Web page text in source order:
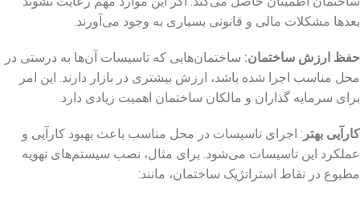
بعدها مشکلات مالی و قانونی بسیاری به وجود می‌آورند.
حفظ ارزش ساختمان: ساختمان‌هایی که تاسیسات آن‌ها به درستی در
محل مناسب اجرا شده باشد، ارزش بیشتری در بازار دارند. این امر
برای سرمایه ‌گذاران و مالکان ساختمان اهمیت زیادی دارد.
کارآیی بهتر : اجرای تاسیسات در محل مناسب باعث بهبود کارآیی و
عملکرد این تاسیسات می‌شود. برای مثال، نصب سیستم‌های تهویه
مطبوع در نقاط استراتژیک ساختمان، مانند: